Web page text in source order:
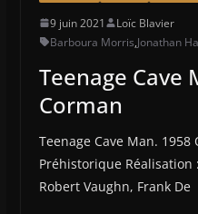
9 juin 2021
Loïc Blavier
Barboura Morris,Jonathan
Teenage Cave
Corman
Teenage Cave Man.
Préhistorique Réalisation
Robert Vaughn, Frank De